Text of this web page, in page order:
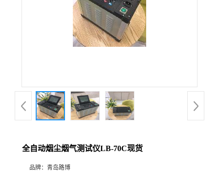
品
厅
全自动烟尘烟气测试仪LB-70C现货
品牌： 青岛路博